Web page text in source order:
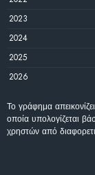
2023
2024
2025
2026
Το γράφημα
οποία υπολογίζεται
χρηστών από